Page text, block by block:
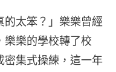
的太笨？」樂樂曾經
樂樂的學校轉了校
密集式操練，這一年